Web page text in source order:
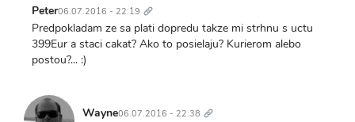
Peter06.07.2016 - 22:19 odkaz
Predpokladam ze sa plati dopredu takze mi strhnu s uctu
399Eur a staci cakat? Ako to posielaju? Kurierom alebo
postou?... :)
Wayne06.07.2016 - 22:38 odkaz